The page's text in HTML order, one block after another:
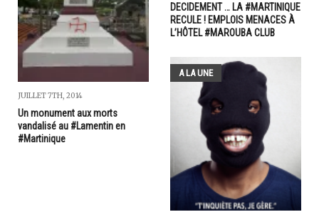
JUILLET 7TH, 2014
Un monument aux morts
vandalisé au #Lamentin en
#Martinique
DECIDEMENT … LA #MARTINIQUE
RECULE ! EMPLOIS MENACES À
L’HÔTEL #MAROUBA CLUB
A LA UNE